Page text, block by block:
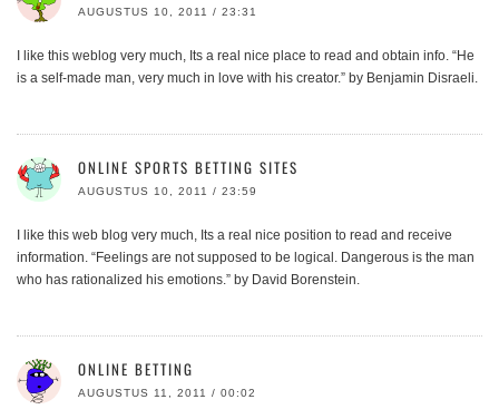
AUGUSTUS 10, 2011 / 23:31
I like this weblog very much, Its a real nice place to read and obtain info. “He
is a self-made man, very much in love with his creator.” by Benjamin Disraeli.
ONLINE SPORTS BETTING SITES
AUGUSTUS 10, 2011 / 23:59
I like this web blog very much, Its a real nice position to read and receive
information. “Feelings are not supposed to be logical. Dangerous is the man
who has rationalized his emotions.” by David Borenstein.
ONLINE BETTING
AUGUSTUS 11, 2011 / 00:02